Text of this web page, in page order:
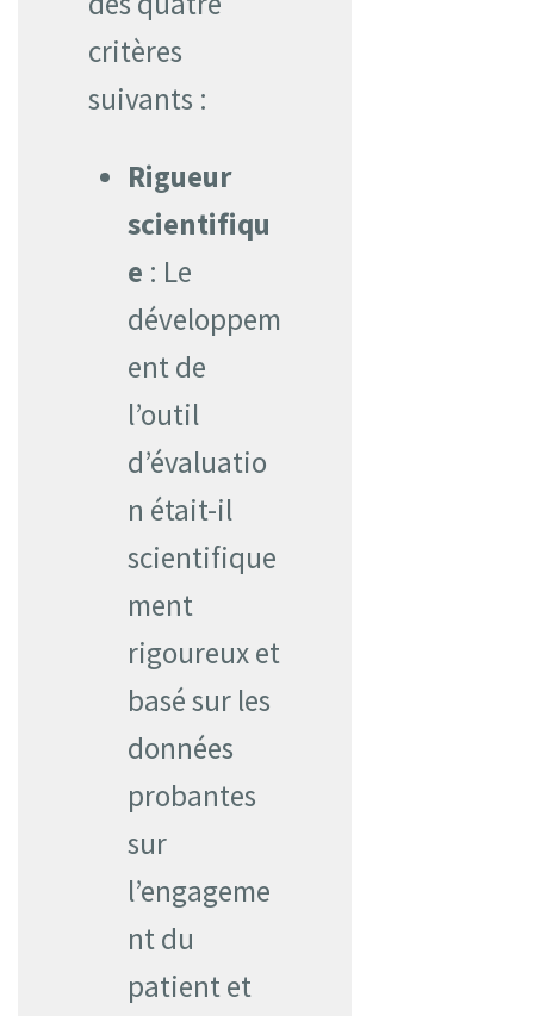
critères
suivants :
Rigueur
scientifiqu
e : Le
développem
ent de
l’outil
d’évaluatio
n était-il
scientifique
ment
rigoureux et
basé sur les
données
probantes
sur
l’engageme
nt du
patient et